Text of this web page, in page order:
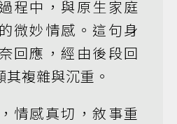
程中，與原生家庭
微妙情感。這句身
回應，經由後段回
複雜與沉重。
情感真切，敘事重